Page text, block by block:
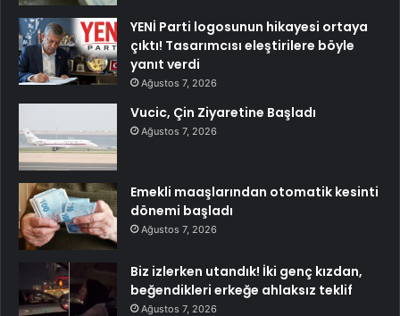
YENİ Parti logosunun hikayesi ortaya
çıktı! Tasarımcısı eleştirilere böyle
yanıt verdi
Ağustos 7, 2026
Vucic, Çin Ziyaretine Başladı
Ağustos 7, 2026
Emekli maaşlarından otomatik kesinti
dönemi başladı
Ağustos 7, 2026
Biz izlerken utandık! İki genç kızdan,
beğendikleri erkeğe ahlaksız teklif
Ağustos 7, 2026